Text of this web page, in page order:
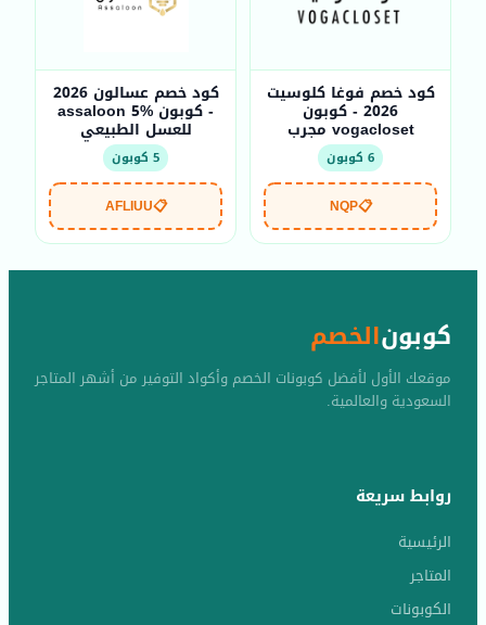
كود خصم فوغا كلوسيت
2026 - كوبون
vogacloset مجرب
6 كوبون
📋
NQP
كود خصم عسالون 2026
- كوبون assaloon 5%
للعسل الطبيعي
5 كوبون
📋
AFLIUU
كوبونالخصم
موقعك الأول لأفضل كوبونات الخصم وأكواد التوفير من أشهر المتاجر
السعودية والعالمية.
روابط سريعة
الرئيسية
المتاجر
الكوبونات